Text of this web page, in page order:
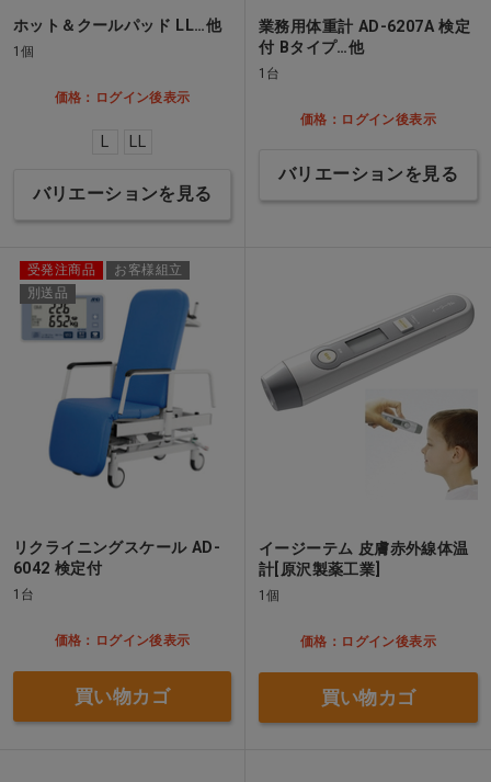
ホット＆クールパッド LL…他
1個
価格：ログイン後表示
バリエーションを見る
業務用体重計 AD-6207A 検定
付 Bタイプ…他
1台
価格：ログイン後表示
バリエーションを見る
受発注商品
お客様組立
別送品
リクライニングスケール AD-
6042 検定付
1台
価格：ログイン後表示
買い物カゴ
イージーテム 皮膚赤外線体温
計[原沢製薬工業]
1個
価格：ログイン後表示
買い物カゴ